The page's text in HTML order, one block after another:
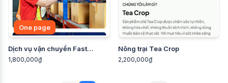
One page
Dịch vụ vận chuyển Fast
Track
1,800,000₫
Nông trại Tea Crop
2,200,000₫